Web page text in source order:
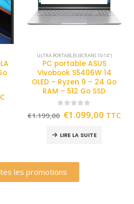
ULTRA PORTABLES (ECRANS 10-14")
PC portable ASUS
Vivobook S5406W 14
OLED – Ryzen 9 – 24 Go
RAM – 512 Go SSD
out of 5
€1.199,00 €1.099,00 TTC
LIRE LA SUITE
les promotions